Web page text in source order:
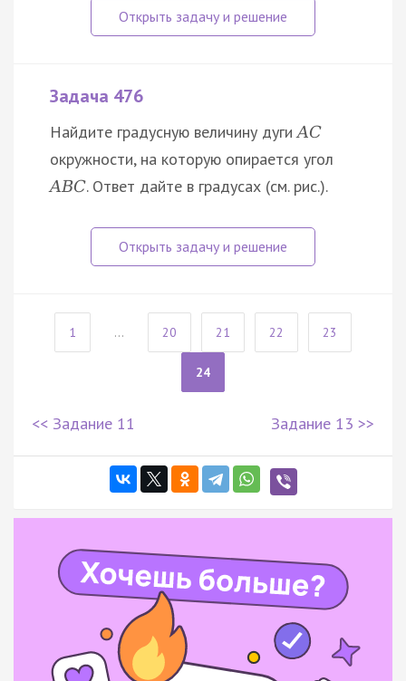
Задача 476
Найдите градусную величину дугиAC
окружности, на которую опирается угол
ABC. Ответ дайте в градусах (см. рис.).
1 ... 20 21 22 23
24
<< Задание 11 Задание 13 >>